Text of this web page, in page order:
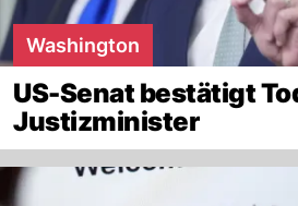
Washington
US-Senat bestätigt
Justizminister